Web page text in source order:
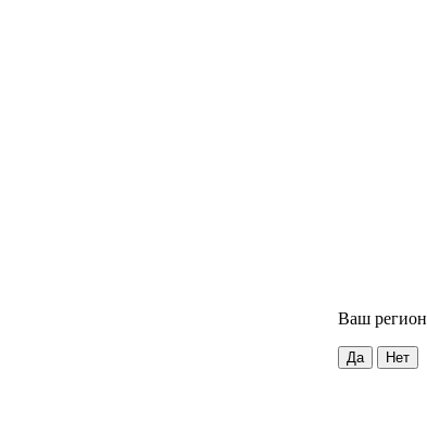
Ваш регион